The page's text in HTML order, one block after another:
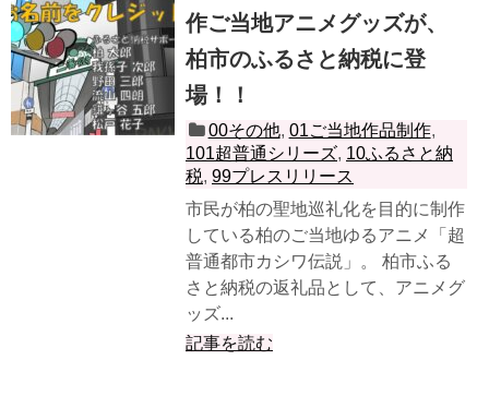
作ご当地アニメグッズが、
柏市のふるさと納税に登
場！！
00その他, 01ご当地作品制作,
101超普通シリーズ, 10ふるさと納
税, 99プレスリリース
市民が柏の聖地巡礼化を目的に制作
している柏のご当地ゆるアニメ「超
普通都市カシワ伝説」。 柏市ふる
さと納税の返礼品として、アニメグ
ッズ...
記事を読む